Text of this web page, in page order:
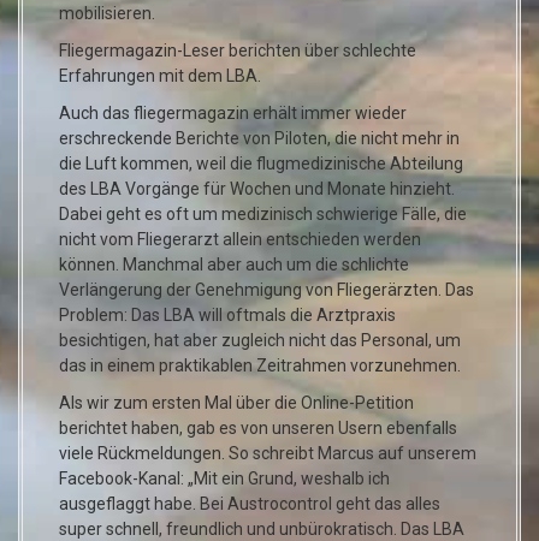
mobilisieren.
Fliegermagazin-Leser berichten über schlechte
Erfahrungen mit dem LBA.
Auch das fliegermagazin erhält immer wieder
erschreckende Berichte von Piloten, die nicht mehr in
die Luft kommen, weil die flugmedizinische Abteilung
des LBA Vorgänge für Wochen und Monate hinzieht.
Dabei geht es oft um medizinisch schwierige Fälle, die
nicht vom Fliegerarzt allein entschieden werden
können. Manchmal aber auch um die schlichte
Verlängerung der Genehmigung von Fliegerärzten. Das
Problem: Das LBA will oftmals die Arztpraxis
besichtigen, hat aber zugleich nicht das Personal, um
das in einem praktikablen Zeitrahmen vorzunehmen.
Als wir zum ersten Mal über die Online-Petition
berichtet haben, gab es von unseren Usern ebenfalls
viele Rückmeldungen. So schreibt Marcus auf unserem
Facebook-Kanal: „Mit ein Grund, weshalb ich
ausgeflaggt habe. Bei Austrocontrol geht das alles
super schnell, freundlich und unbürokratisch. Das LBA